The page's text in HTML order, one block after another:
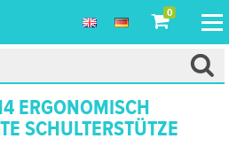
0
ERGONOMISCH
SCHULTERSTÜTZE